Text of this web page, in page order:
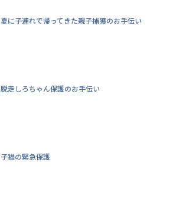
夏に子連れで帰ってきた親子捕獲のお手伝い
脱走しろちゃん保護のお手伝い
子猫の緊急保護